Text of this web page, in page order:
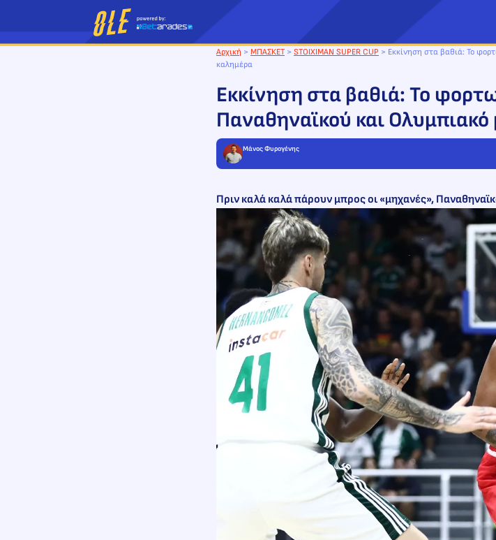
περιεχόμενο
Αρχική > ΜΠΑΣΚΕΤ > STOIXIMAN SUPER CUP > Εκκίνηση στα βαθιά: Το
καλημέρα
Εκκίνηση στα βαθιά: Το
Παναθηναϊκού και
Μάνος Φυρογένης
Πριν καλά καλά πάρουν μπρος οι «μηχανές»,